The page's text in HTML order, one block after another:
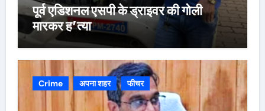
पूर्व एडिशनल एसपी के ड्राइवर की गोली
मारकर ह’त्या
Crime अपना शहर फीचर